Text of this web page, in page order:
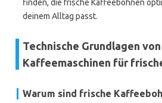
finden, die frische Kaffeebohnen
deinem Alltag passt.
Technische Grundlagen von
Kaffeemaschinen für
Warum sind frische